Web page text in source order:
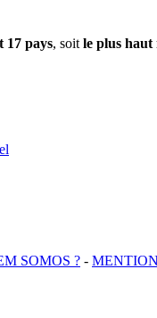
17 pays, soit le plus haut
SOMOS ? -